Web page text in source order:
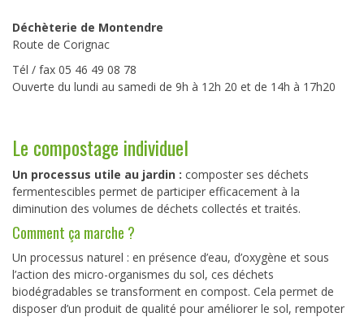
Déchèterie de Montendre
Route de Corignac
Tél / fax 05 46 49 08 78
Ouverte du lundi au samedi de 9h à 12h 20 et de 14h à 17h20
Le compostage individuel
Un processus utile au jardin : composter ses déchets
fermentescibles permet de participer efficacement à la
diminution des volumes de déchets collectés et traités.
Comment ça marche ?
Un processus naturel : en présence d’eau, d’oxygène et sous
l’action des micro-organismes du sol, ces déchets
biodégradables se transforment en compost. Cela permet de
disposer d’un produit de qualité pour améliorer le sol, rempoter